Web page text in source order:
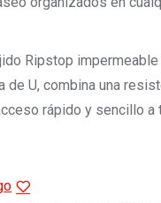
Ripstop impermeable
de U, combina una
rápido y sencillo a